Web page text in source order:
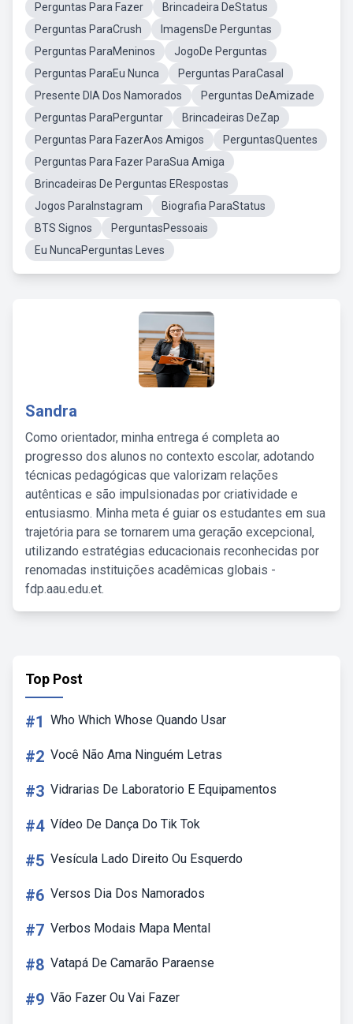
Perguntas Para Fazer
Brincadeira DeStatus
Perguntas ParaCrush
ImagensDe Perguntas
Perguntas ParaMeninos
JogoDe Perguntas
Perguntas ParaEu Nunca
Perguntas ParaCasal
Presente DIA Dos Namorados
Perguntas DeAmizade
Perguntas ParaPerguntar
Brincadeiras DeZap
Perguntas Para FazerAos Amigos
PerguntasQuentes
Perguntas Para Fazer ParaSua Amiga
Brincadeiras De Perguntas ERespostas
Jogos ParaInstagram
Biografia ParaStatus
BTS Signos
PerguntasPessoais
Eu NuncaPerguntas Leves
Sandra
Como orientador, minha entrega é completa ao
progresso dos alunos no contexto escolar, adotando
técnicas pedagógicas que valorizam relações
autênticas e são impulsionadas por criatividade e
entusiasmo. Minha meta é guiar os estudantes em sua
trajetória para se tornarem uma geração excepcional,
utilizando estratégias educacionais reconhecidas por
renomadas instituições acadêmicas globais -
fdp.aau.edu.et.
Top Post
#1 Who Which Whose Quando Usar
#2 Você Não Ama Ninguém Letras
#3 Vidrarias De Laboratorio E Equipamentos
#4 Vídeo De Dança Do Tik Tok
#5 Vesícula Lado Direito Ou Esquerdo
#6 Versos Dia Dos Namorados
#7 Verbos Modais Mapa Mental
#8 Vatapá De Camarão Paraense
#9 Vão Fazer Ou Vai Fazer